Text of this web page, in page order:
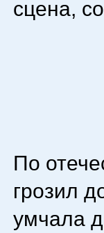
сцена,
По
грозил
умчала